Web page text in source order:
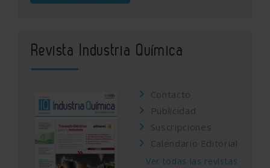
Revista Industria Química
Contacto
Publicidad
Suscripciones
Calendario Editorial
Ver todas las revistas